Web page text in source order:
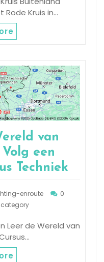
Rode Kruis in…
van
Volg een
Techniek
enroute
0
category
Leer de Wereld van